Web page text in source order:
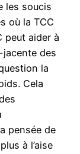
les soucis
où la TCC
peut aider à
des
la
Cela
pensée de
à l’aise